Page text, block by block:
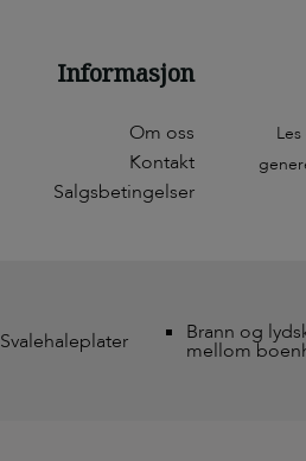
Informasjon
Om oss
Kontakt
Salgsbetingelser
Svalehaleplater Brann og
mellom